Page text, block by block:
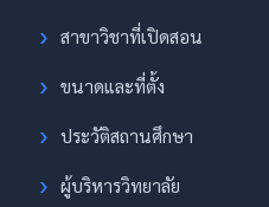
สาขาวิชาที่เปิดสอน
ขนาดและที่ตั้ง
ประวัติสถานศึกษา
ผู้บริหารวิทยาลัย